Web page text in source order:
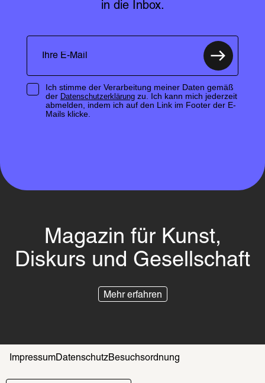
in die Inbox.
Ich stimme der Verarbeitung meiner Daten gemäß
der Datenschutzerklärungzu. Ich kann mich jederzeit
abmelden, indem ich auf den Link im Footer der E-
Mails klicke.
Magazin für Kunst,
Diskurs und Gesellschaft
Mehr erfahren
ImpressumDatenschutzBesuchsordnung